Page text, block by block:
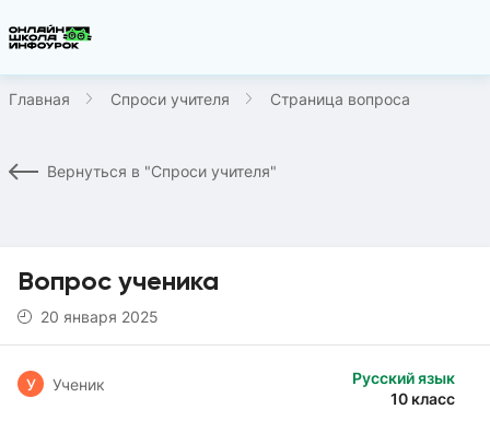
Главная Спроси учителя Страница вопроса
Вернуться в "Спроси учителя"
Вопрос ученика
20 января 2025
Русский язык
10 класс
У Ученик